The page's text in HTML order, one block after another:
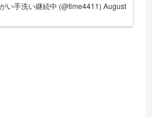
い手洗い継続中 (@time4411)August